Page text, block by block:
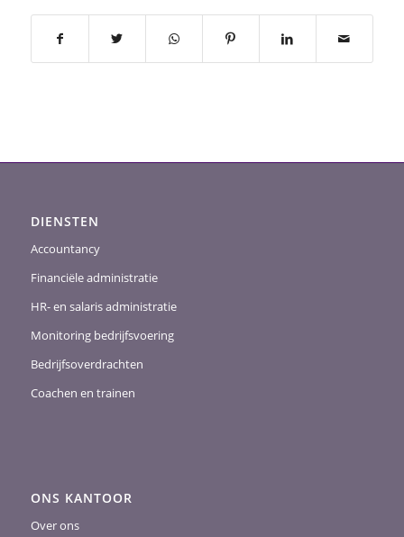
DIENSTEN
Accountancy
Financiële administratie
HR- en salaris administratie
Monitoring bedrijfsvoering
Bedrijfsoverdrachten
Coachen en trainen
ONS KANTOOR
Over ons